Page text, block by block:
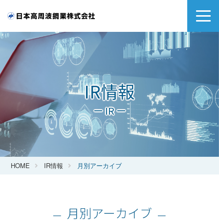
IR情報
ー IR ー
HOME IR情報 月別アーカイブ
月別アーカイブ